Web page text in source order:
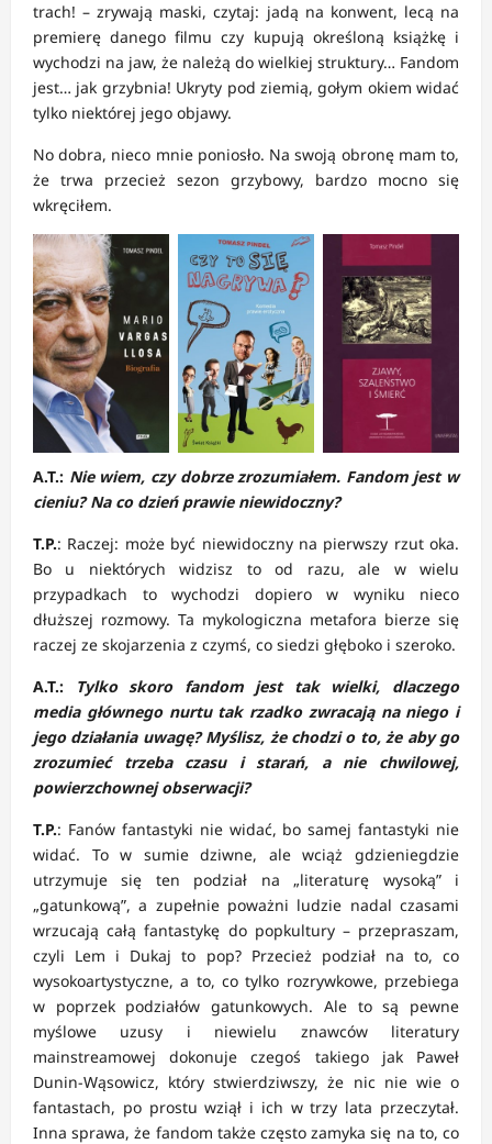
trach! – zrywają maski, czytaj: jadą na konwent, lecą na
premierę danego filmu czy kupują określoną książkę i
wychodzi na jaw, że należą do wielkiej struktury… Fandom
jest… jak grzybnia! Ukryty pod ziemią, gołym okiem widać
tylko niektórej jego objawy.
No dobra, nieco mnie poniosło. Na swoją obronę mam to,
że trwa przecież sezon grzybowy, bardzo mocno się
wkręciłem.
A.T.: Nie wiem, czy dobrze zrozumiałem. Fandom jest w
cieniu? Na co dzień prawie niewidoczny?
T.P.: Raczej: może być niewidoczny na pierwszy rzut oka.
Bo u niektórych widzisz to od razu, ale w wielu
przypadkach to wychodzi dopiero w wyniku nieco
dłuższej rozmowy. Ta mykologiczna metafora bierze się
raczej ze skojarzenia z czymś, co siedzi głęboko i szeroko.
A.T.:
Tylko skoro fandom jest tak wielki, dlaczego
media głównego nurtu tak rzadko zwracają na niego i
jego działania uwagę? Myślisz, że chodzi o to, że aby go
zrozumieć trzeba czasu i starań, a nie chwilowej,
powierzchownej obserwacji?
T.P.: Fanów fantastyki nie widać, bo samej fantastyki nie
widać. To w sumie dziwne, ale wciąż gdzieniegdzie
utrzymuje się ten podział na „literaturę wysoką” i
„gatunkową”, a zupełnie poważni ludzie nadal czasami
wrzucają całą fantastykę do popkultury – przepraszam,
czyli Lem i Dukaj to pop? Przecież podział na to, co
wysokoartystyczne, a to, co tylko rozrywkowe, przebiega
w poprzek podziałów gatunkowych. Ale to są pewne
myślowe uzusy i niewielu znawców literatury
mainstreamowej dokonuje czegoś takiego jak Paweł
Dunin-Wąsowicz, który stwierdziwszy, że nic nie wie o
fantastach, po prostu wziął i ich w trzy lata przeczytał.
Inna sprawa, że fandom także często zamyka się na to, co